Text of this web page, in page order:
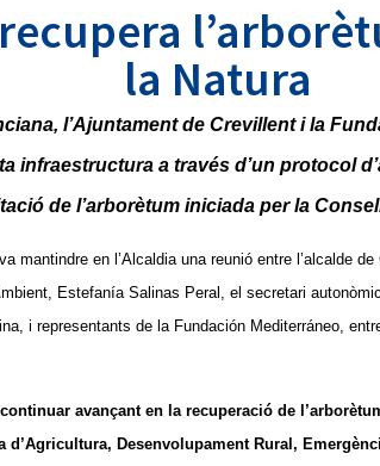
la Natura
l’Ajuntament de Crevillent i la
infraestructura a través d’un protocol
de l’arborètum iniciada per la
mantindre en l’Alcaldia una reunió entre l’alcalde
Estefanía Salinas Peral, el secretari
i representants de la Fundación Mediterráneo,
continuar avançant en la recuperació de
d’Agricultura, Desenvolupament Rural,